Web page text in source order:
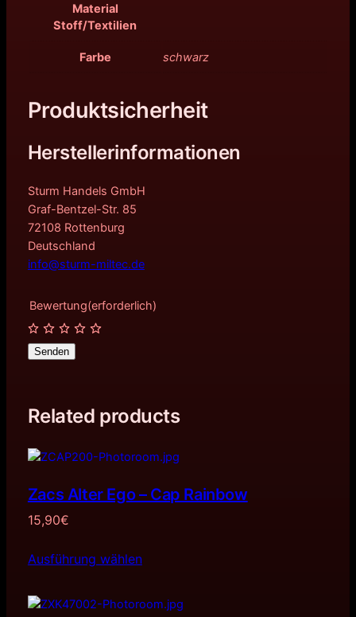
Material
Stoff/Textilien
Farbe schwarz
Produktsicherheit
Herstellerinformationen
Sturm Handels GmbH
Graf-Bentzel-Str. 85
72108 Rottenburg
Deutschland
info@sturm-miltec.de
Bewertung(erforderlich)
Senden
Related products
Zacs Alter Ego – Cap Rainbow
15,90€
Ausführung wählen